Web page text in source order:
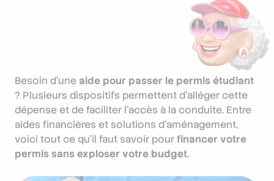
Se connecter
Besoin d’une aide pour passer le permis étudiant
? Plusieurs dispositifs permettent d’alléger cette
dépense et de faciliter l’accès à la conduite. Entre
aides financières et solutions d’aménagement,
voici tout ce qu’il faut savoir pourfinancer votre
permis sans exploser votre budget.